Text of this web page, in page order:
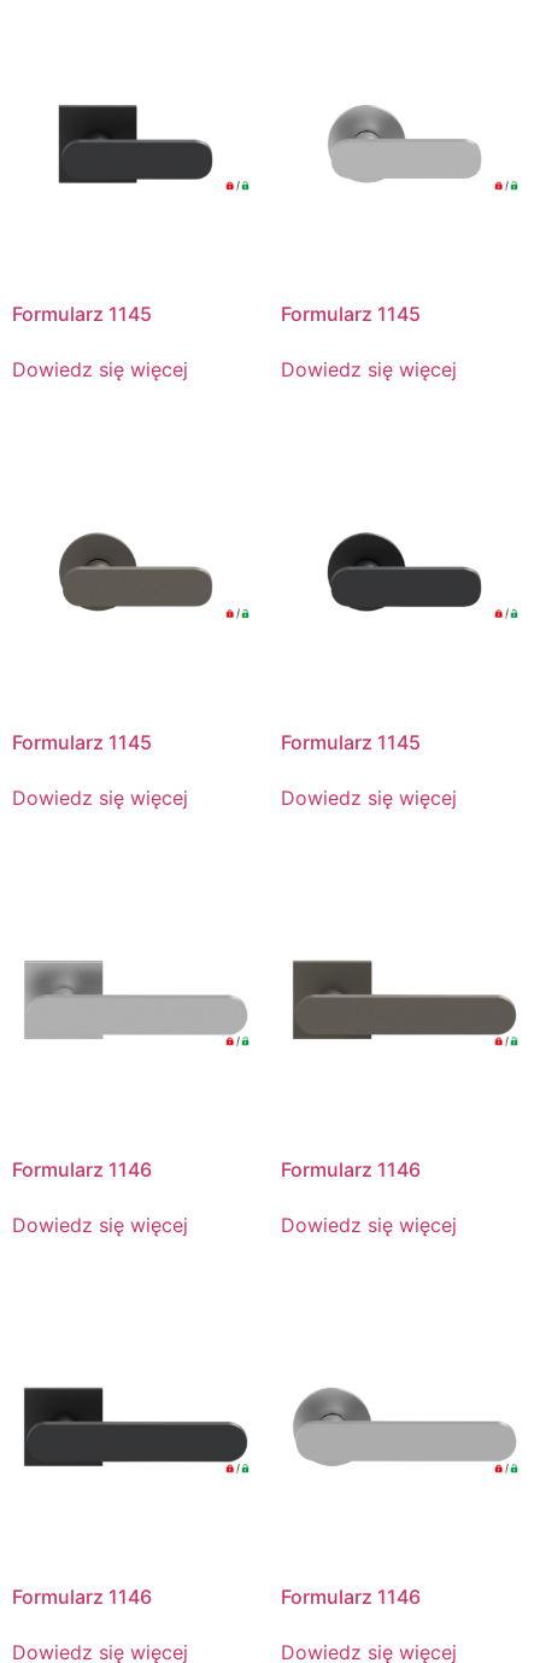
Formularz 1145
Dowiedz się więcej
Formularz 1145
Dowiedz się więcej
Formularz 1145
Dowiedz się więcej
Formularz 1145
Dowiedz się więcej
Formularz 1146
Dowiedz się więcej
Formularz 1146
Dowiedz się więcej
Formularz 1146
Dowiedz się więcej
Formularz 1146
Dowiedz się więcej